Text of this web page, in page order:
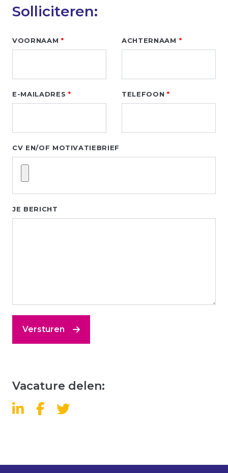
Solliciteren:
Leave
this
VOORNAAM ACHTERNAAM
E-MAILADRES TELEFOON
CV EN/OF MOTIVATIEBRIEF
JE BERICHT
Versturen
Vacature delen: